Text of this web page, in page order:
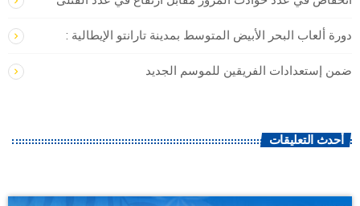
دورة ألعاب البحر الأبيض المتوسط بمدينة تارانتو الإيطالية :
ضمن إستعدادات الفريقين للموسم الجديد
أحدث التعليقات